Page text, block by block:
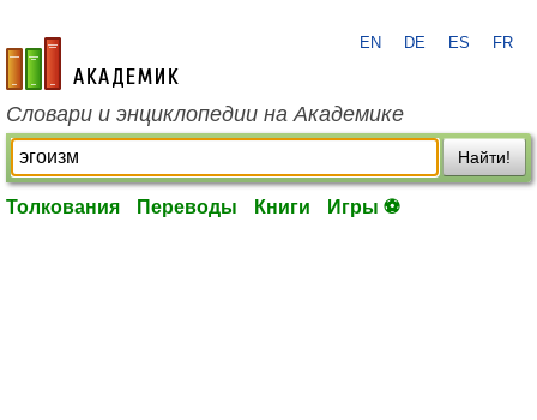
academic.ru
EN DE ES FR
Словари и энциклопедии на Академике
Найти!
Толкования Переводы Книги Игры ⚽